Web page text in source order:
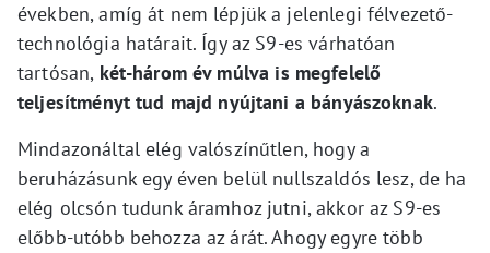
években, amíg át nem lépjük a jelenlegi félvezető-
technológia határait. Így az S9-es várhatóan
tartósan, két-három év múlva is megfelelő
teljesítményt tud majd nyújtani a bányászoknak.
Mindazonáltal elég valószínűtlen, hogy a
beruházásunk egy éven belül nullszaldós lesz, de ha
elég olcsón tudunk áramhoz jutni, akkor az S9-es
előbb-utóbb behozza az árát. Ahogy egyre több